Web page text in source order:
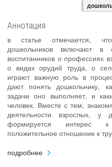
Аннотация
в статье отмечается,
дошкольников включают в
воспитанников о профессиях
о видах орудий труда, о
играют важную роль в
дают понять дошкольнику,
задачи оно выполняет, и
человек. Вместе с тем,
деятельности взрослых, у
формируется интерес к
положительное отношение к
подробнее